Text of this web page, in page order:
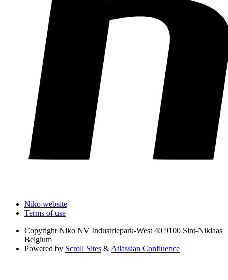
Niko website
Terms of use
Copyright Niko NV Industriepark-West 40 9100 Sint-Niklaas
Belgium
Powered by Scroll Sites & Atlassian Confluence